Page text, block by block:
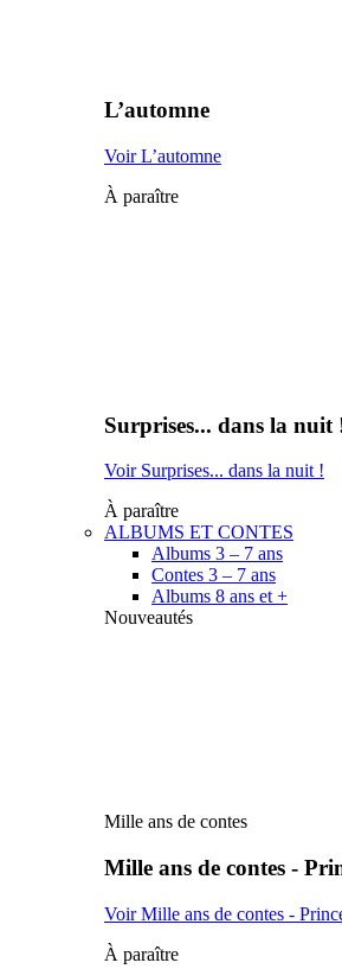
L’automne
Voir L’automne
À paraître
Surprises... dans la nuit
Voir Surprises... dans la nuit !
À paraître
ALBUMS ET CONTES
Albums 3 – 7 ans
Contes 3 – 7 ans
Albums 8 ans et +
Nouveautés
Mille ans de contes
Mille ans de contes -
Voir Mille ans de contes -
À paraître